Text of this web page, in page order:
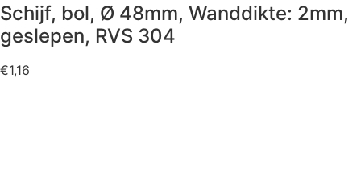
Schijf, bol, Ø 48mm, Wanddikte: 2mm,
geslepen, RVS 304
€1,16